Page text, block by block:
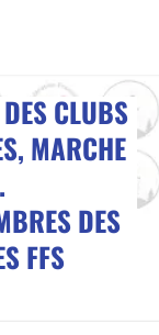
CLUBS
MARCHE
DES
FFS